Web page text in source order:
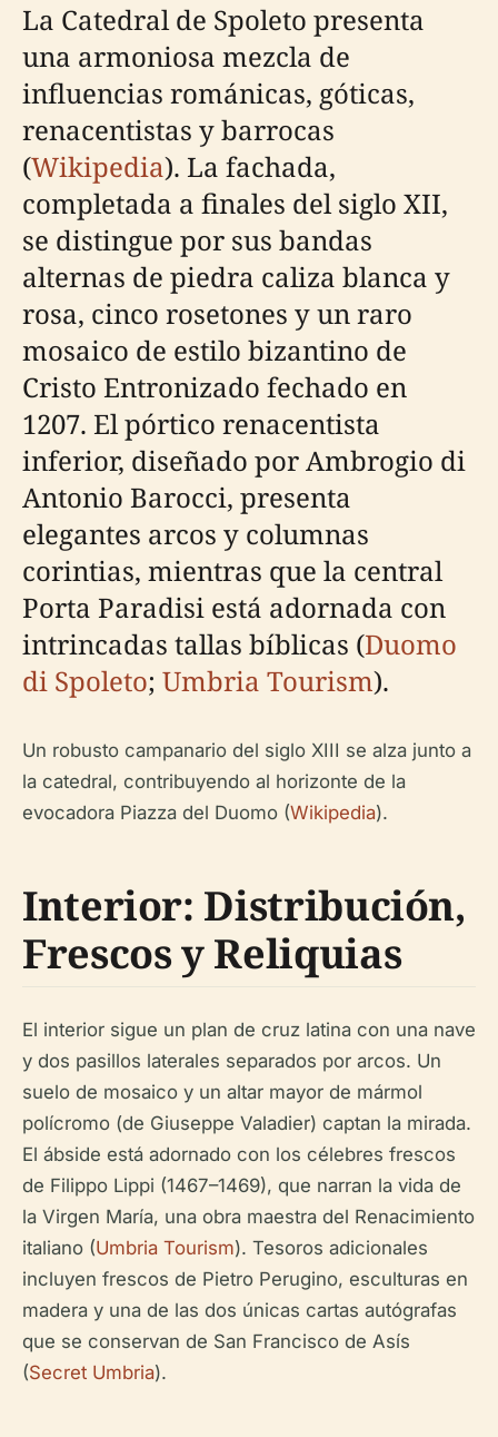
La Catedral de Spoleto presenta
una armoniosa mezcla de
influencias románicas, góticas,
renacentistas y barrocas
(Wikipedia). La fachada,
completada a finales del siglo XII,
se distingue por sus bandas
alternas de piedra caliza blanca y
rosa, cinco rosetones y un raro
mosaico de estilo bizantino de
Cristo Entronizado fechado en
1207. El pórtico renacentista
inferior, diseñado por Ambrogio di
Antonio Barocci, presenta
elegantes arcos y columnas
corintias, mientras que la central
Porta Paradisi está adornada con
intrincadas tallas bíblicas (Duomo
di Spoleto; Umbria Tourism).
Un robusto campanario del siglo XIII se alza junto a
la catedral, contribuyendo al horizonte de la
evocadora Piazza del Duomo (Wikipedia).
Interior: Distribución,
Frescos y Reliquias
El interior sigue un plan de cruz latina con una nave
y dos pasillos laterales separados por arcos. Un
suelo de mosaico y un altar mayor de mármol
polícromo (de Giuseppe Valadier) captan la mirada.
El ábside está adornado con los célebres frescos
de Filippo Lippi (1467–1469), que narran la vida de
la Virgen María, una obra maestra del Renacimiento
italiano (Umbria Tourism). Tesoros adicionales
incluyen frescos de Pietro Perugino, esculturas en
madera y una de las dos únicas cartas autógrafas
que se conservan de San Francisco de Asís
(Secret Umbria).